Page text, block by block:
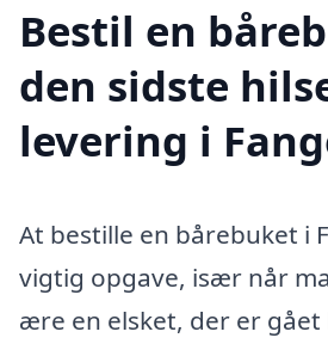
Bestil en
den sidste
levering i
At bestille en bårebuket i
vigtig opgave, især når
ære en elsket, der er